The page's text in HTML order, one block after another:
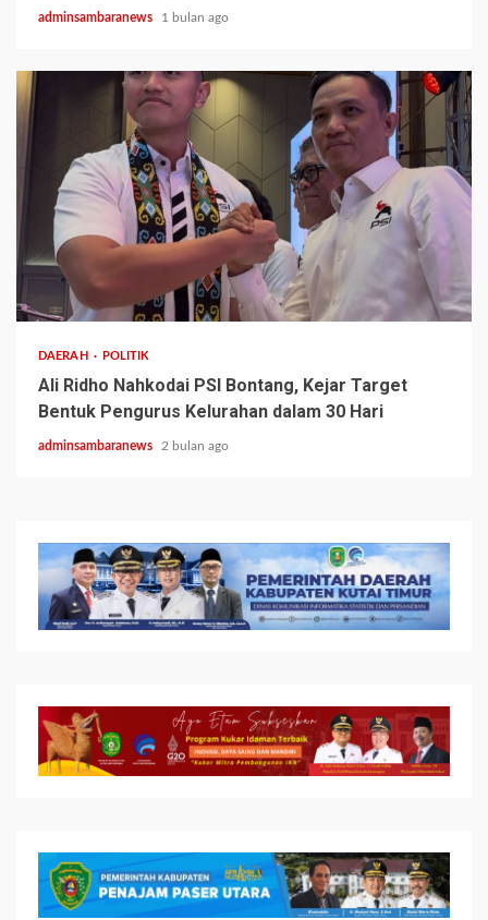
adminsambaranews 1 bulan ago
2 min read
DAERAH POLITIK
Ali Ridho Nahkodai PSI Bontang, Kejar Target
Bentuk Pengurus Kelurahan dalam 30 Hari
adminsambaranews 2 bulan ago